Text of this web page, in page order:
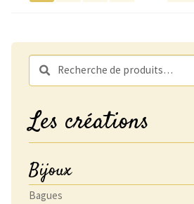
Recherche
pour :
Recherche
Les créations
Bijoux
Bagues